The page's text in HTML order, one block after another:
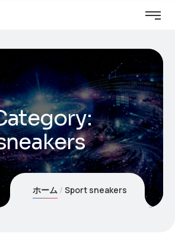
ホーム Sport sneakers